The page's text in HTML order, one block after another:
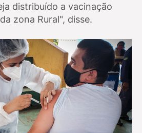
distribuído a vacinação
zona Rural", disse.